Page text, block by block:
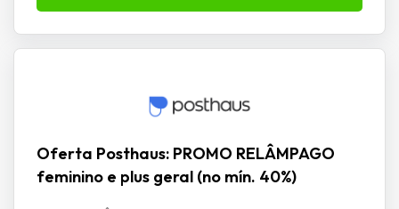
Oferta Posthaus: PROMO RELÂMPAGO
feminino e plus geral (no mín. 40%)